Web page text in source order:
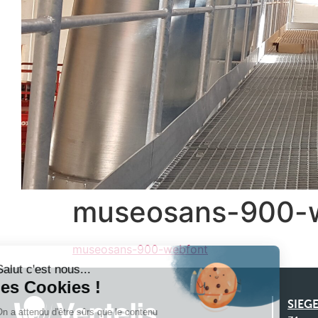
museosans-
museosans-900-webfont
Salut c'est nous...
les Cookies !
On a attendu d'être sûrs que le contenu